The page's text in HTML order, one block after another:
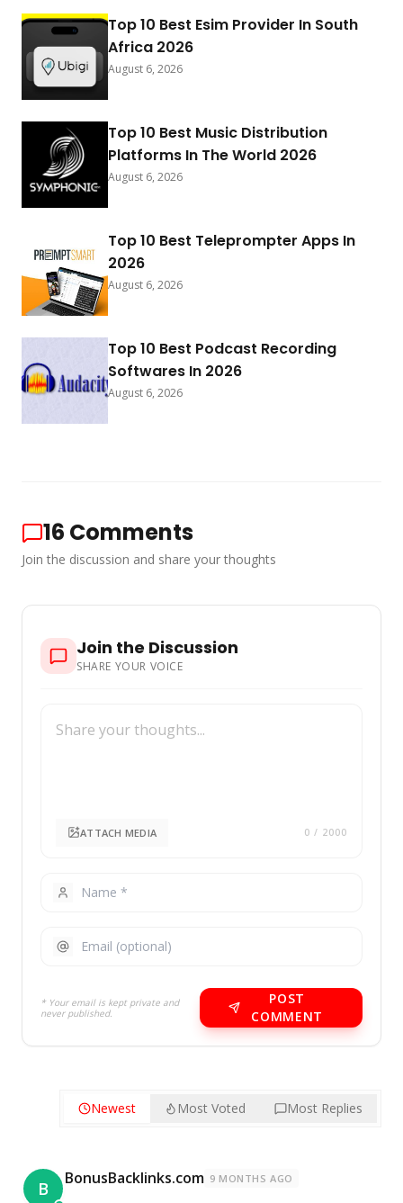
Top 10 Best Esim Provider In South
Africa 2026
August 6, 2026
Top 10 Best Music Distribution
Platforms In The World 2026
August 6, 2026
Top 10 Best Teleprompter Apps In
2026
August 6, 2026
Top 10 Best Podcast Recording
Softwares In 2026
August 6, 2026
16 Comments
Join the discussion and share your thoughts
Join the Discussion
SHARE YOUR VOICE
ATTACH MEDIA 0 / 2000
* Your email is kept private and
never published.
POST
COMMENT
Newest Most Voted Most Replies
B BonusBacklinks.com 9 MONTHS AGO